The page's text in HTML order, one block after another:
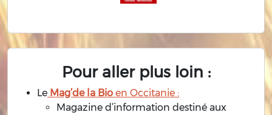
Pour aller plus loin :
Le Mag’de la Bio en Occitanie :
Magazine d’information destiné aux